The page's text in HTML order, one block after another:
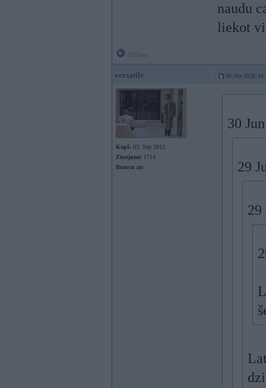
naudu
liekot
versatile 30. Jun 2026,
Kopš: 03. Sep 2015
Ziņojumi: 1714
Braucu ar:
30
29
29